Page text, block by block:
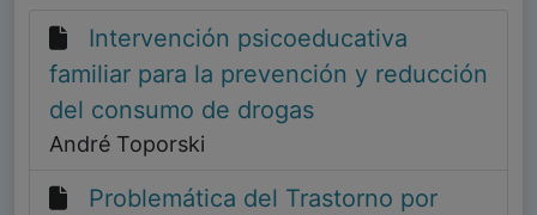
Intervención psicoeducativa
familiar para la prevención y reducción
del consumo de drogas
André Toporski
Problemática del Trastorno por